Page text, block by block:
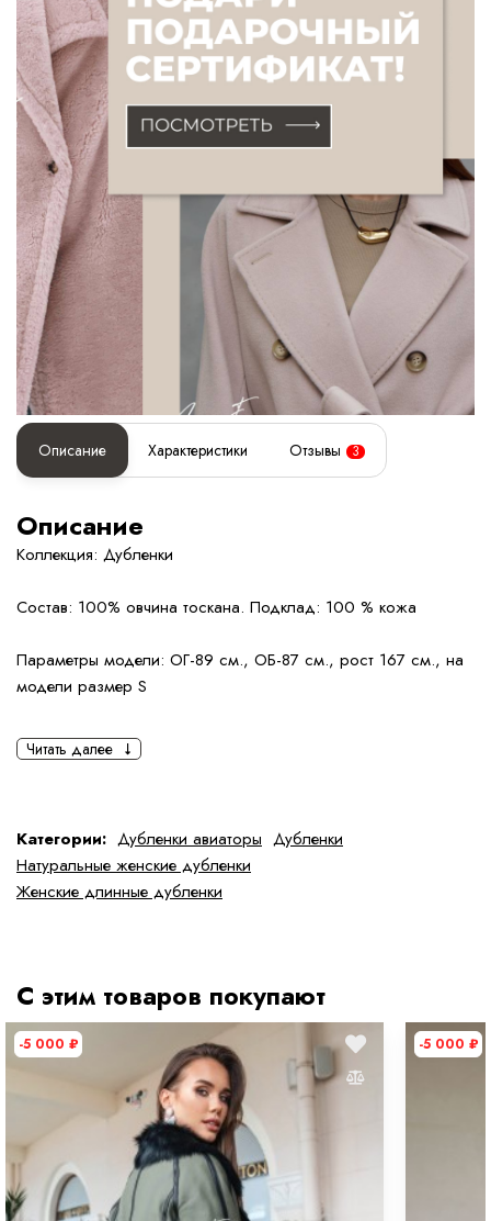
Описание Характеристики Отзывы 3
Описание
Коллекция: Дубленки
Состав: 100% овчина тоскана. Подклад: 100 % кожа
Параметры модели: ОГ-89 см., ОБ-87 см., рост 167 см., на
модели размер S
Читать далее
Категории: Дубленки авиаторы Дубленки
Натуральные женские дубленки
Женские длинные дубленки
С этим товаров покупают
-5 000 ₽ -5 000 ₽